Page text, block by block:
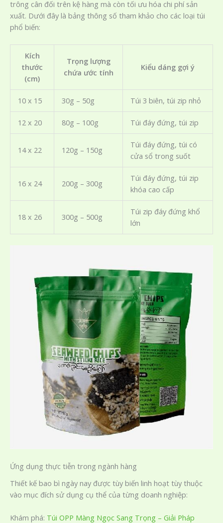
trông cân đối trên kệ hàng mà còn tối ưu hóa chi phí sản
xuất. Dưới đây là bảng thông số tham khảo cho các loại túi
phổ biến:
Kích
thước
(cm)
Trọng lượng
chứa ước tính
Kiểu dáng gợi ý
10 x 15 30g – 50g Túi 3 biên, túi zip nhỏ
12 x 20 80g – 100g Túi đáy đứng, túi zip
14 x 22 120g – 150g
Túi đáy đứng, túi có
cửa sổ trong suốt
16 x 24 200g – 300g
Túi đáy đứng, túi zip
khóa cao cấp
18 x 26 300g – 500g
Túi zip đáy đứng khổ
lớn
Ứng dụng thực tiễn trong ngành hàng
Thiết kế bao bì ngày nay được tùy biến linh hoạt tùy thuộc
vào mục đích sử dụng cụ thể của từng doanh nghiệp:
Khám phá: Túi OPP Màng Ngọc Sang Trọng – Giải Pháp